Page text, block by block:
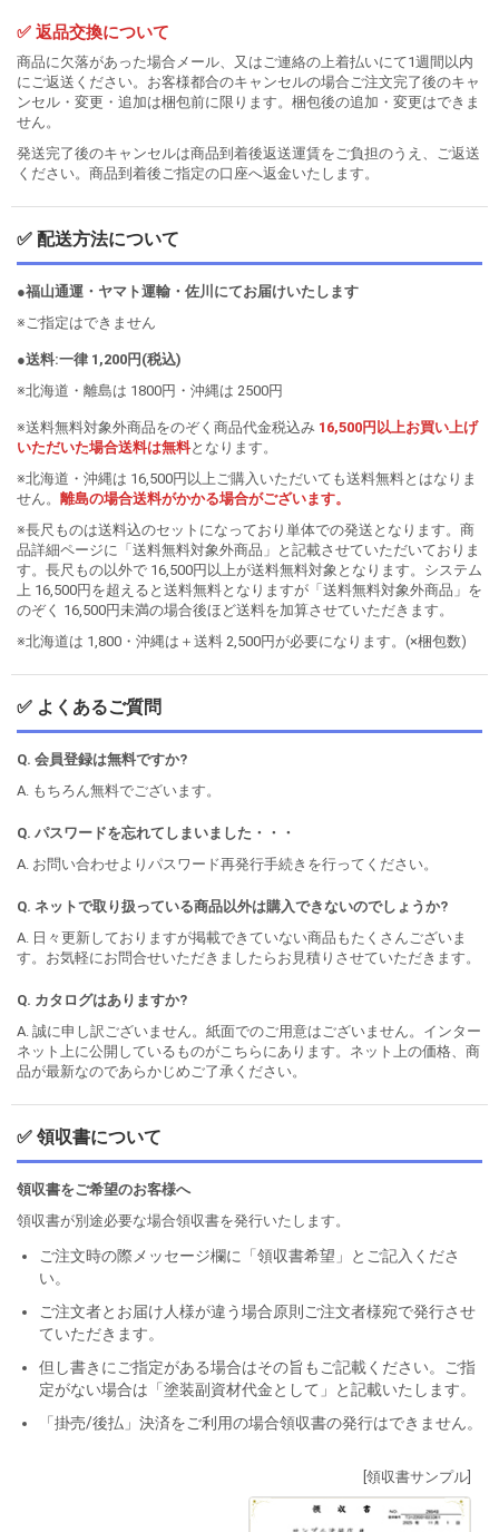
✅ 返品交換について
商品に欠落があった場合メール、又はご連絡の上着払いにて1週間以内
にご返送ください。お客様都合のキャンセルの場合ご注文完了後のキャ
ンセル・変更・追加は梱包前に限ります。梱包後の追加・変更はできま
せん。
発送完了後のキャンセルは商品到着後返送運賃をご負担のうえ、ご返送
ください。商品到着後ご指定の口座へ返金いたします。
✅ 配送方法について
●福山通運・ヤマト運輸・佐川にてお届けいたします
※ご指定はできません
●送料:一律 1,200円(税込)
※北海道・離島は 1800円・沖縄は 2500円
※送料無料対象外商品をのぞく商品代金税込み 16,500円以上お買い上げ
いただいた場合送料は無料となります。
※北海道・沖縄は 16,500円以上ご購入いただいても送料無料とはなりま
せん。 離島の場合送料がかかる場合がございます。
※長尺ものは送料込のセットになっており単体での発送となります。商
品詳細ページに「送料無料対象外商品」と記載させていただいておりま
す。長尺もの以外で 16,500円以上が送料無料対象となります。システム
上 16,500円を超えると送料無料となりますが「送料無料対象外商品」を
のぞく 16,500円未満の場合後ほど送料を加算させていただきます。
※北海道は 1,800・沖縄は＋送料 2,500円が必要になります。(×梱包数)
✅ よくあるご質問
Q. 会員登録は無料ですか?
A. もちろん無料でございます。
Q. パスワードを忘れてしまいました・・・
A. お問い合わせよりパスワード再発行手続きを行ってください。
Q. ネットで取り扱っている商品以外は購入できないのでしょうか?
A. 日々更新しておりますが掲載できていない商品もたくさんございま
す。お気軽にお問合せいただきましたらお見積りさせていただきます。
Q. カタログはありますか?
A. 誠に申し訳ございません。紙面でのご用意はございません。インター
ネット上に公開しているものがこちらにあります。ネット上の価格、商
品が最新なのであらかじめご了承ください。
✅ 領収書について
領収書をご希望のお客様へ
領収書が別途必要な場合領収書を発行いたします。
ご注文時の際メッセージ欄に「領収書希望」とご記入くださ
い。
ご注文者とお届け人様が違う場合原則ご注文者様宛で発行させ
ていただきます。
但し書きにご指定がある場合はその旨もご記載ください。ご指
定がない場合は「塗装副資材代金として」と記載いたします。
「掛売/後払」決済をご利用の場合領収書の発行はできません。
[領収書サンプル]